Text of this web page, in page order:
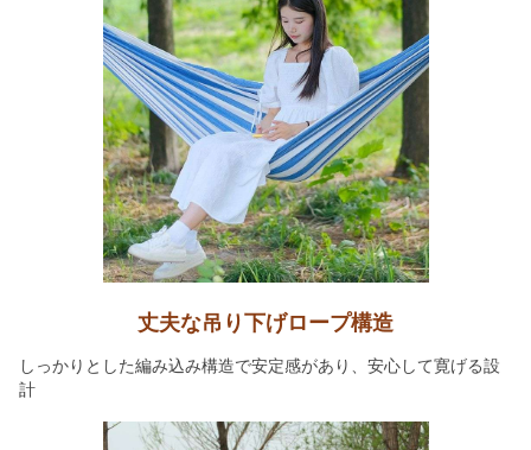
丈夫な吊り下げロープ構造
しっかりとした編み込み構造で安定感があり、安心して寛げる設
計